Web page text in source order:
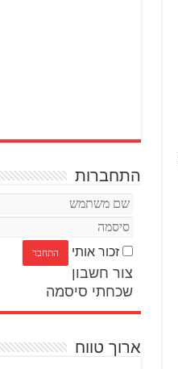
התחברות
זכור אותי
צור חשבון
שכחתי סיסמה
ארוך טווח